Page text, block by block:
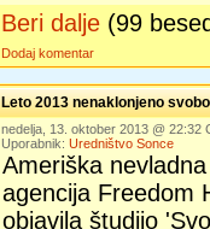
Beri dalje (99
Dodaj komentar
Leto 2013 nenaklonjeno
nedelja, 13. oktober 2013 @ 22:32
Uporabnik: Uredništvo Sonce
Ameriška nevladna
agencija Freedom
objavila študijo